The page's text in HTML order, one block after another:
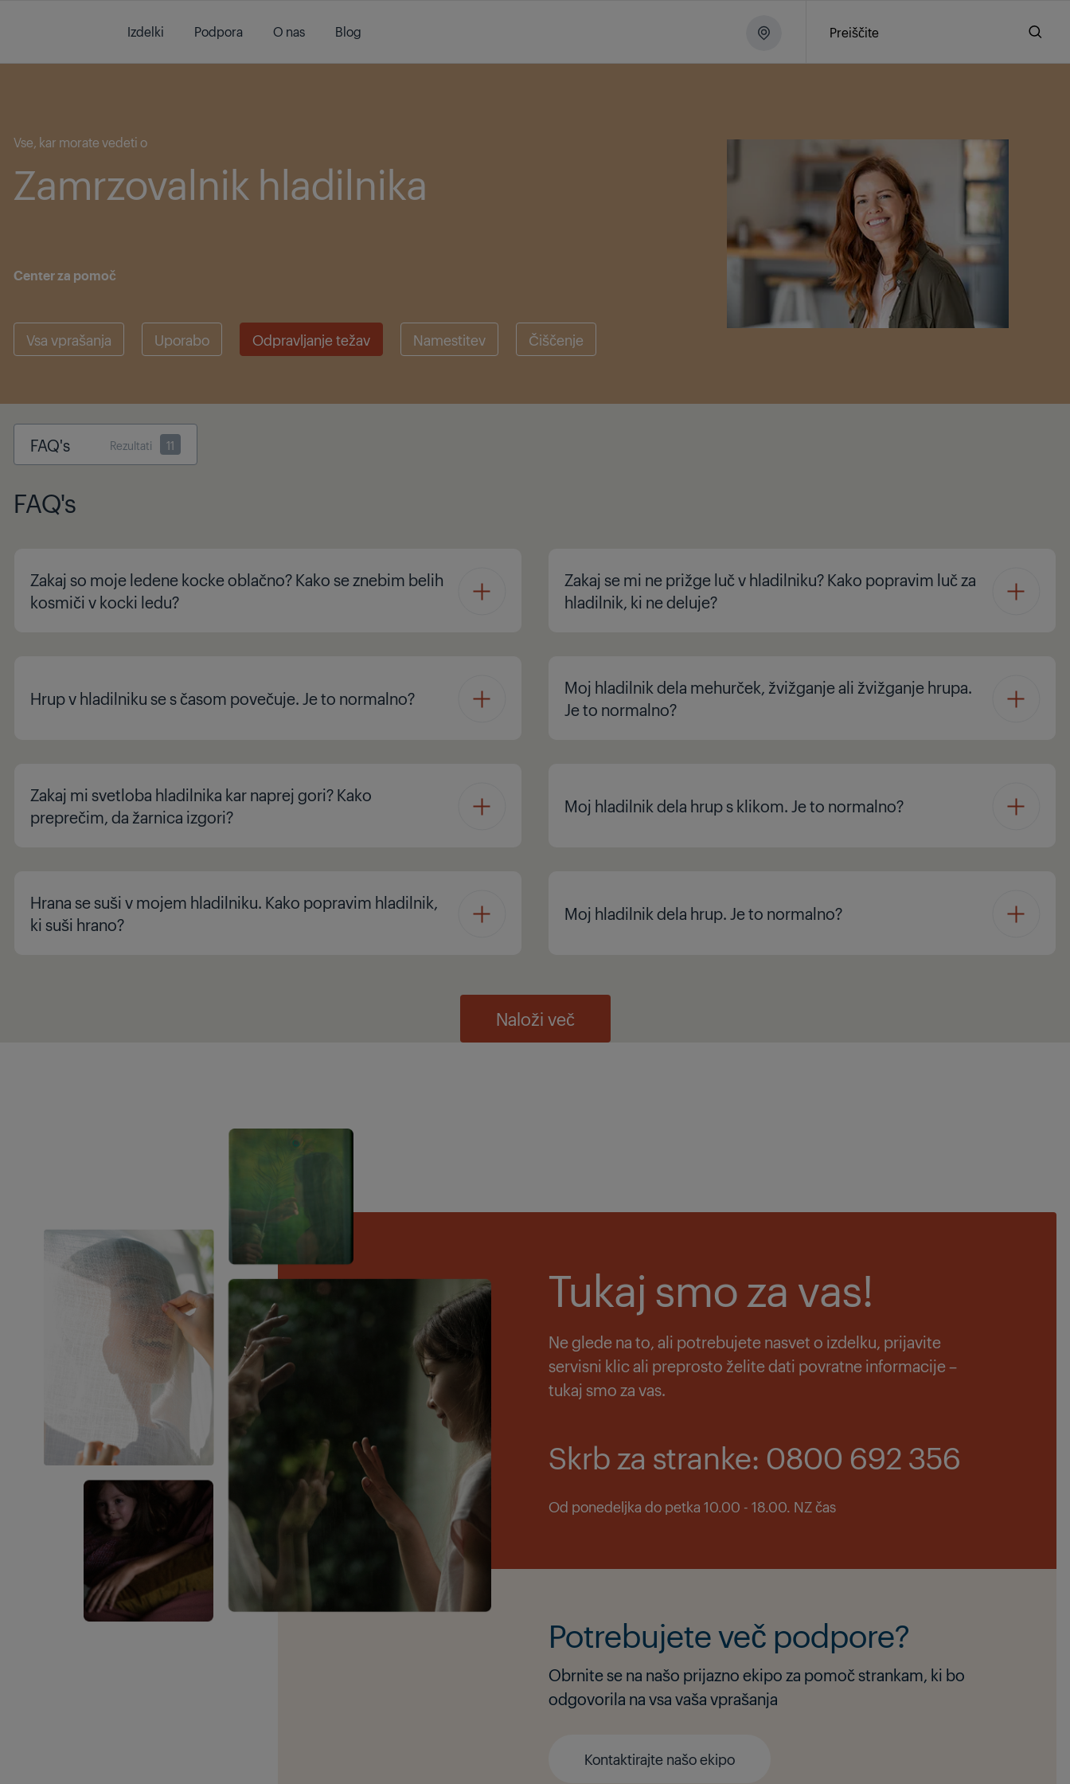
Izdelki
Podpora O nas Blog Preiščite
Vse, kar morate vedeti o
Zamrzovalnik hladilnika
Center za pomoč
Vsa vprašanja Uporabo Odpravljanje težav Namestitev Čiščenje
FAQ's Rezultati 11
FAQ's
Zakaj so moje ledene kocke oblačno? Kako se znebim belih
kosmiči v kocki ledu?
Hrup v hladilniku se s časom povečuje. Je to normalno?
Zakaj mi svetloba hladilnika kar naprej gori? Kako
preprečim, da žarnica izgori?
Hrana se suši v mojem hladilniku. Kako popravim hladilnik,
ki suši hrano?
Zakaj se mi ne prižge luč v hladilniku? Kako popravim luč za
hladilnik, ki ne deluje?
Moj hladilnik dela mehurček, žvižganje ali žvižganje hrupa.
Je to normalno?
Moj hladilnik dela hrup s klikom. Je to normalno?
Moj hladilnik dela hrup. Je to normalno?
Naloži več
Tukaj smo za vas!
Ne glede na to, ali potrebujete nasvet o izdelku, prijavite
servisni klic ali preprosto želite dati povratne informacije –
tukaj smo za vas.
Skrb za stranke: 0800 692 356
Od ponedeljka do petka 10.00 - 18.00. NZ čas
Potrebujete več podpore?
Obrnite se na našo prijazno ekipo za pomoč strankam, ki bo
odgovorila na vsa vaša vprašanja
Kontaktirajte našo ekipo